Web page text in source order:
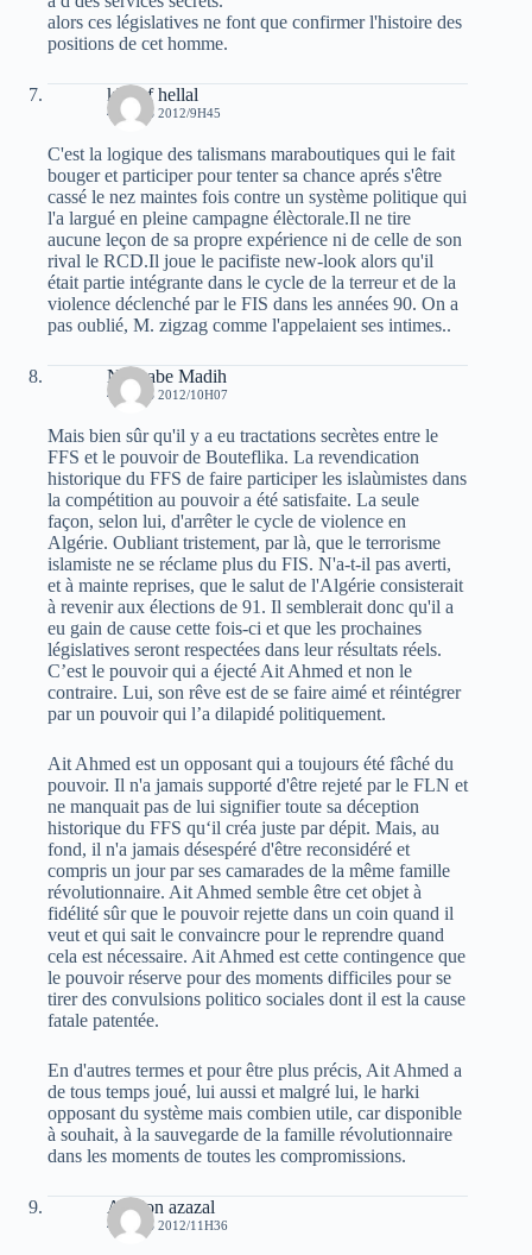
alors ces législatives ne font que confirmer l'histoire des
positions de cet homme.
khelaf hellal
4 MARS 2012/9H45
C'est la logique des talismans maraboutiques qui le fait
bouger et participer pour tenter sa chance aprés s'être
cassé le nez maintes fois contre un système politique qui
l'a largué en pleine campagne élèctorale.Il ne tire
aucune leçon de sa propre expérience ni de celle de son
rival le RCD.Il joue le pacifiste new-look alors qu'il
était partie intégrante dans le cycle de la terreur et de la
violence déclenché par le FIS dans les années 90. On a
pas oublié, M. zigzag comme l'appelaient ses intimes..
Nachabe Madih
4 MARS 2012/10H07
Mais bien sûr qu'il y a eu tractations secrètes entre le
FFS et le pouvoir de Bouteflika. La revendication
historique du FFS de faire participer les islaùmistes dans
la compétition au pouvoir a été satisfaite. La seule
façon, selon lui, d'arrêter le cycle de violence en
Algérie. Oubliant tristement, par là, que le terrorisme
islamiste ne se réclame plus du FIS. N'a-t-il pas averti,
et à mainte reprises, que le salut de l'Algérie consisterait
à revenir aux élections de 91. Il semblerait donc qu'il a
eu gain de cause cette fois-ci et que les prochaines
législatives seront respectées dans leur résultats réels.
C’est le pouvoir qui a éjecté Ait Ahmed et non le
contraire. Lui, son rêve est de se faire aimé et réintégrer
par un pouvoir qui l’a dilapidé politiquement.
Ait Ahmed est un opposant qui a toujours été fâché du
pouvoir. Il n'a jamais supporté d'être rejeté par le FLN et
ne manquait pas de lui signifier toute sa déception
historique du FFS qu‘il créa juste par dépit. Mais, au
fond, il n'a jamais désespéré d'être reconsidéré et
compris un jour par ses camarades de la même famille
révolutionnaire. Ait Ahmed semble être cet objet à
fidélité sûr que le pouvoir rejette dans un coin quand il
veut et qui sait le convaincre pour le reprendre quand
cela est nécessaire. Ait Ahmed est cette contingence que
le pouvoir réserve pour des moments difficiles pour se
tirer des convulsions politico sociales dont il est la cause
fatale patentée.
En d'autres termes et pour être plus précis, Ait Ahmed a
de tous temps joué, lui aussi et malgré lui, le harki
opposant du système mais combien utile, car disponible
à souhait, à la sauvegarde de la famille révolutionnaire
dans les moments de toutes les compromissions.
Apolon azazal
4 MARS 2012/11H36